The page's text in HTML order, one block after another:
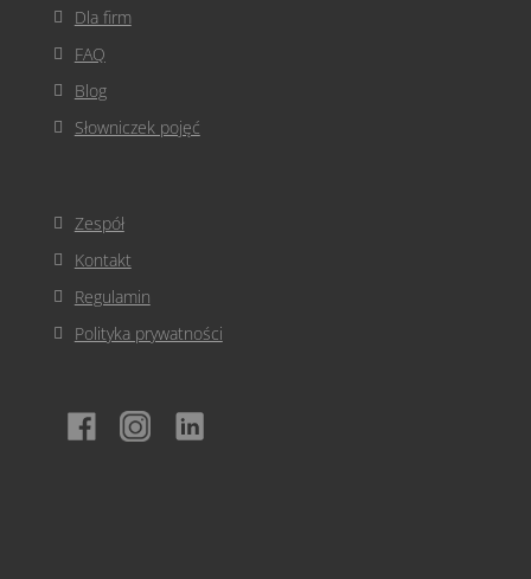
Dla firm
FAQ
Blog
Słowniczek pojęć
Zespół
Kontakt
Regulamin
Polityka prywatności